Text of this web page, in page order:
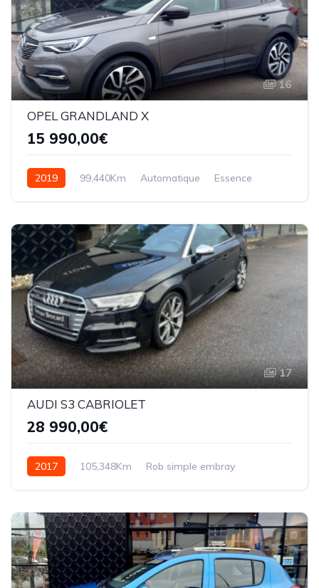
16
OPEL GRANDLAND X
15 990,00€
2019 99,440Km Automatique Essence
17
AUDI S3 CABRIOLET
28 990,00€
2017 105,348Km
Rob simple embray